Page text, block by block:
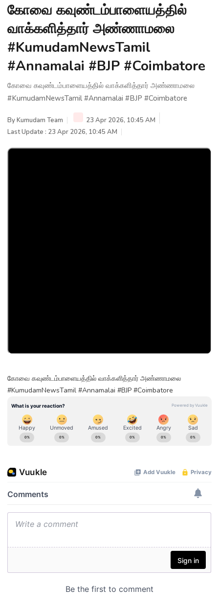
கோவை கவுண்டம்பாளையத்தில்
வாக்களித்தார் அண்ணாமலை
#KumudamNewsTamil
#Annamalai #BJP #Coimbatore
கோவை கவுண்டம்பாளையத்தில் வாக்களித்தார் அண்ணாமலை
#KumudamNewsTamil #Annamalai #BJP #Coimbatore
ByKumudam Team
23 Apr 2026, 10:45 AM
Last Update : 23 Apr 2026, 10:45 AM
கோவை கவுண்டம்பாளையத்தில் வாக்களித்தார் அண்ணாமலை
#KumudamNewsTamil #Annamalai #BJP #Coimbatore